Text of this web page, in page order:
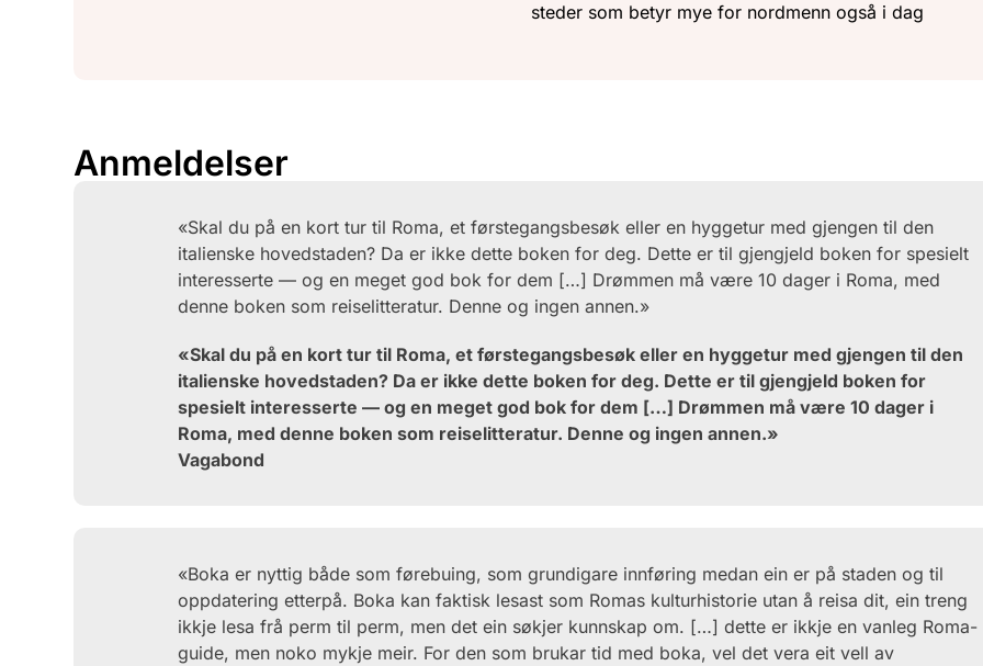
steder som betyr mye for nordmenn også i dag
Anmeldelser
«Skal du på en kort tur til Roma, et førstegangsbesøk eller en hyggetur med gjengen til den
italienske hovedstaden? Da er ikke dette boken for deg. Dette er til gjengjeld boken for spesielt
interesserte — og en meget god bok for dem […] Drømmen må være 10 dager i Roma, med
denne boken som reiselitteratur. Denne og ingen annen.»
«Skal du på en kort tur til Roma, et førstegangsbesøk eller en hyggetur med gjengen til den
italienske hovedstaden? Da er ikke dette boken for deg. Dette er til gjengjeld boken for
spesielt interesserte — og en meget god bok for dem […] Drømmen må være 10 dager i
Roma, med denne boken som reiselitteratur. Denne og ingen annen.»
Vagabond
«Boka er nyttig både som førebuing, som grundigare innføring medan ein er på staden og til
oppdatering etterpå. Boka kan faktisk lesast som Romas kulturhistorie utan å reisa dit, ein treng
ikkje lesa frå perm til perm, men det ein søkjer kunnskap om. […] dette er ikkje en vanleg Roma-
guide, men noko mykje meir. For den som brukar tid med boka, vel det vera eit vell av